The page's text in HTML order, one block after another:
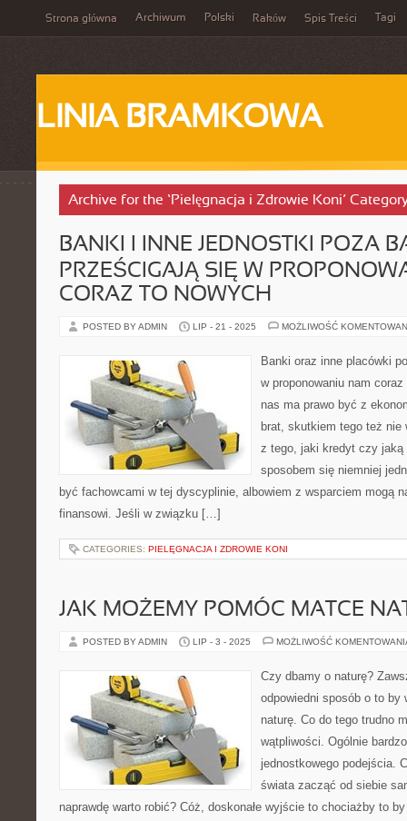
Strona główna Archiwum Polski Raków Spis Treści Tagi
LINIA BRAMKOWA
Archive for the ‘Pielęgnacja i Zdrowie Koni’
BANKI I INNE JEDNOSTKI POZA
PRZEŚCIGAJĄ SIĘ W
CORAZ TO NOWYCH
POSTED BY ADMIN LIP - 21 - 2025 MOŻLIWOŚĆ
Banki oraz inne placówki
w proponowaniu nam
nas ma prawo być z
brat, skutkiem tego też
z tego, jaki kredyt czy
sposobem się niemniej
być fachowcami w tej dyscyplinie, albowiem z wsparciem mogą
finansowi. Jeśli w związku […]
CATEGORIES: PIELĘGNACJA I ZDROWIE KONI
JAK MOŻEMY POMÓC MATCE
POSTED BY ADMIN LIP - 3 - 2025 MOŻLIWOŚĆ
Czy dbamy o naturę?
odpowiedni sposób o to by
naturę. Co do tego trudno
wątpliwości. Ogólnie
jednostkowego podejścia.
świata zacząć od siebie
naprawdę warto robić? Cóż, doskonałe wyjście to chociażby to